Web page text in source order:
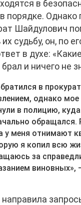
в
порядке. Однако
Шайдулович
судьбу, он, по
в духе:
брал и ничего не
в
однако мое
в полицию,
обращался.
у меня отнимают
я копил всю
за
виновных»,